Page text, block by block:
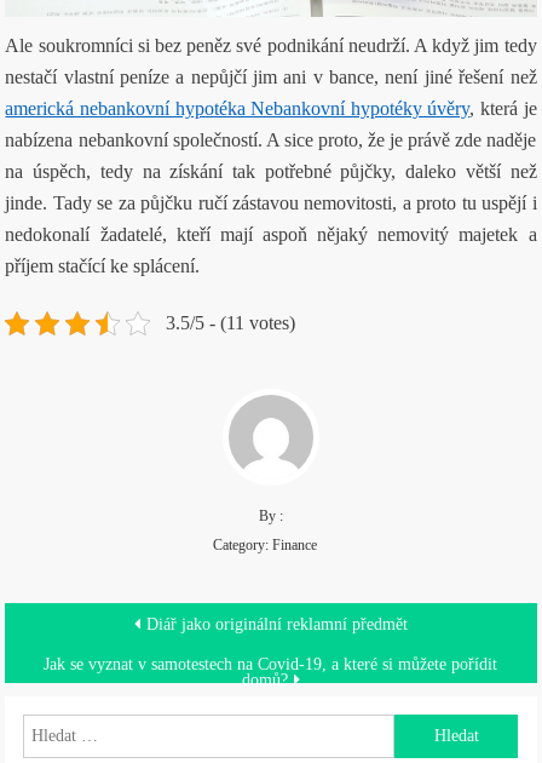
Ale soukromníci si bez peněz své podnikání neudrží. A když jim tedy
nestačí vlastní peníze a nepůjčí jim ani v bance, není jiné řešení než
americká nebankovní hypotéka Nebankovní hypotéky úvěry, která je
nabízena nebankovní společností. A sice proto, že je právě zde naděje
na úspěch, tedy na získání tak potřebné půjčky, daleko větší než
jinde. Tady se za půjčku ručí zástavou nemovitosti, a proto tu uspějí i
nedokonalí žadatelé, kteří mají aspoň nějaký nemovitý majetek a
příjem stačící ke splácení.
3.5/5 - (11 votes)
By :
Category: Finance
Navigace
pro
příspěvek
Diář jako originální reklamní předmět
Jak se vyznat v samotestech na Covid-19, a které si můžete pořídit
domů?
Vyhledávání